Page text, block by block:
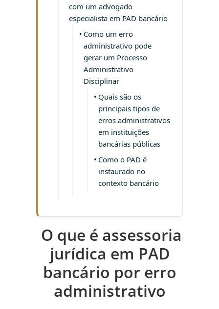
com um advogado
especialista em PAD bancário
Como um erro
administrativo pode
gerar um Processo
Administrativo
Disciplinar
Quais são os
principais tipos de
erros administrativos
em instituições
bancárias públicas
Como o PAD é
instaurado no
contexto bancário
O que é assessoria
jurídica em PAD
bancário por erro
administrativo